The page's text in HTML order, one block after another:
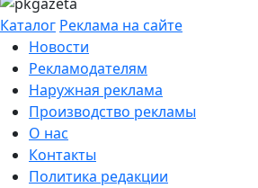
Каталог Реклама на сайте
Новости
Рекламодателям
Наружная реклама
Производство рекламы
О нас
Контакты
Политика редакции